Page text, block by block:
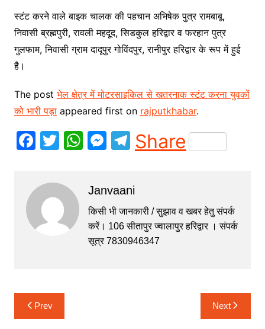
स्टंट करने वाले बाइक चालक की पहचान अभिषेक पुत्र रामबाबू,
निवासी ब्रह्मपुरी, रावली महदूद, सिडकुल हरिद्वार व फरहान पुत्र
गुलफाम, निवासी ग्राम दादूपुर गोविंदपुर, रानीपुर हरिद्वार के रूप में हुई
है।
The post भेल क्षेत्र में मोटरसाइकिल से खतरनाक स्टंट करना युवकों
को भारी पड़ाappeared first on rajputkhabar.
F
c
e
b
o
T
itt
er
W
s
A
p
p
M
s
e
n
T
el
gr
a
m
Share
Janvaani
किसी भी जानकारी / सुझाव व खबर हेतु संपर्क
करें। 106 सीतापुर ज्वालापुर हरिद्वार । संपर्क
सूत्र 7830946347
Post
navigation
Prev Next